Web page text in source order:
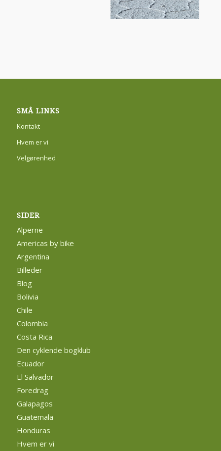
SMÅ LINKS
Kontakt
Hvem er vi
Velgørenhed
SIDER
Alperne
Americas by bike
Argentina
Billeder
Blog
Bolivia
Chile
Colombia
Costa Rica
Den cyklende bogklub
Ecuador
El Salvador
Foredrag
Galapagos
Guatemala
Honduras
Hvem er vi